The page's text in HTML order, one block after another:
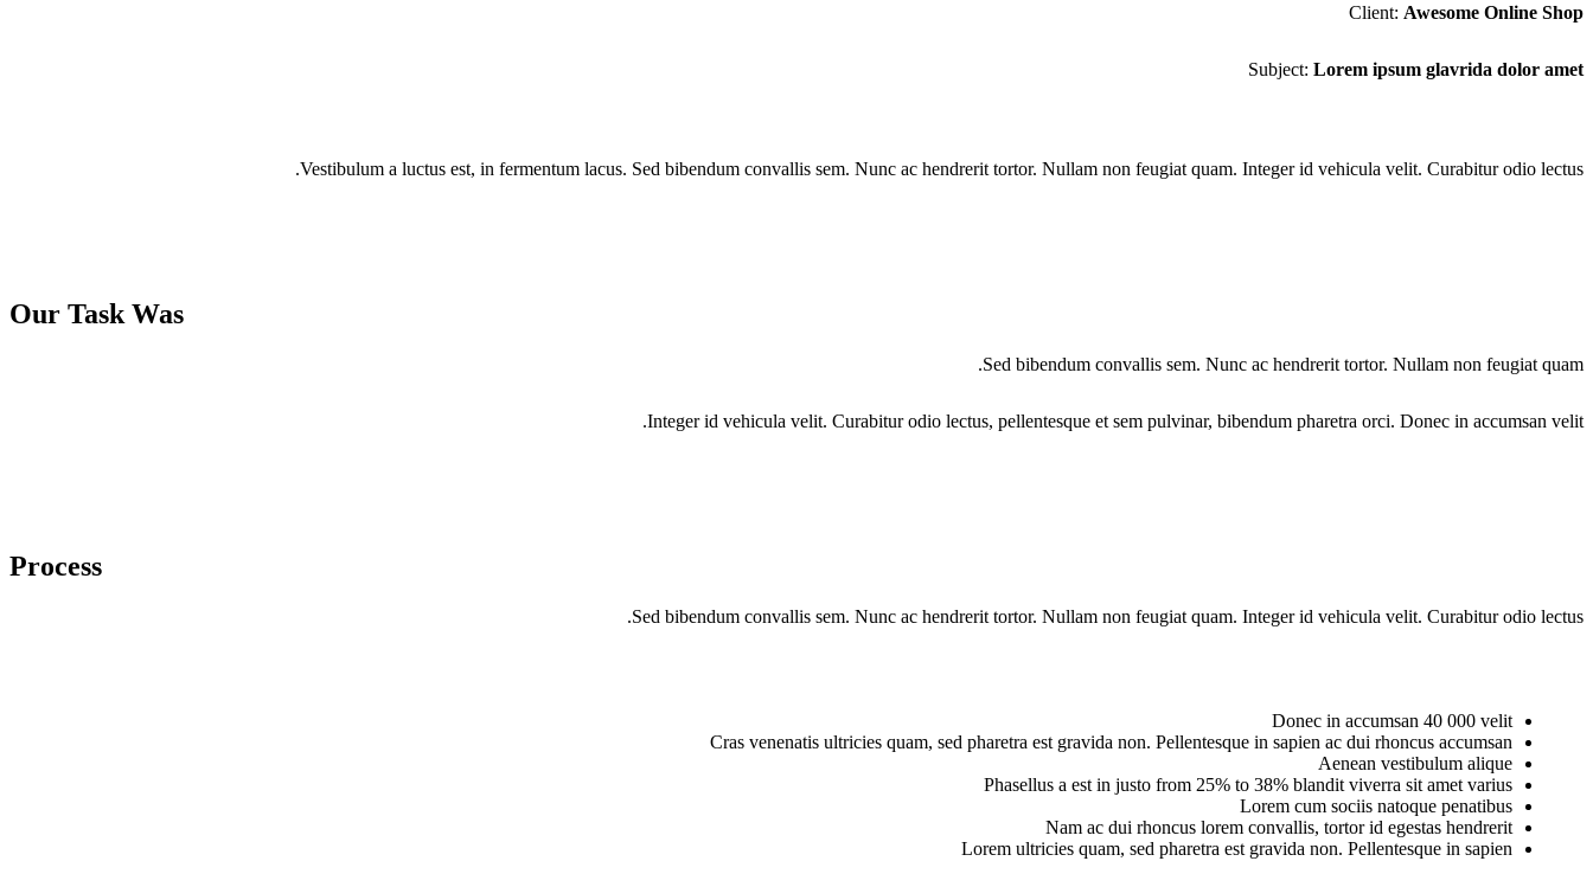
Client: Awesome Online Shop
Subject: Lorem ipsum glavrida dolor amet
Vestibulum a luctus est, in fermentum lacus. Sed bibendum convallis sem. Nunc ac hendrerit tortor. Nullam non feugiat quam. Integer id vehicula velit. Curabitur odio lectus.
Our Task Was
Sed bibendum convallis sem. Nunc ac hendrerit tortor. Nullam non feugiat quam.
Integer id vehicula velit. Curabitur odio lectus, pellentesque et sem pulvinar, bibendum pharetra orci. Donec in accumsan velit.
Process
Sed bibendum convallis sem. Nunc ac hendrerit tortor. Nullam non feugiat quam. Integer id vehicula velit. Curabitur odio lectus.
Donec in accumsan 40 000 velit
Cras venenatis ultricies quam, sed pharetra est gravida non. Pellentesque in sapien ac dui rhoncus accumsan
Aenean vestibulum alique
Phasellus a est in justo from 25% to 38% blandit viverra sit amet varius
Lorem cum sociis natoque penatibus
Nam ac dui rhoncus lorem convallis, tortor id egestas hendrerit
Lorem ultricies quam, sed pharetra est gravida non. Pellentesque in sapien